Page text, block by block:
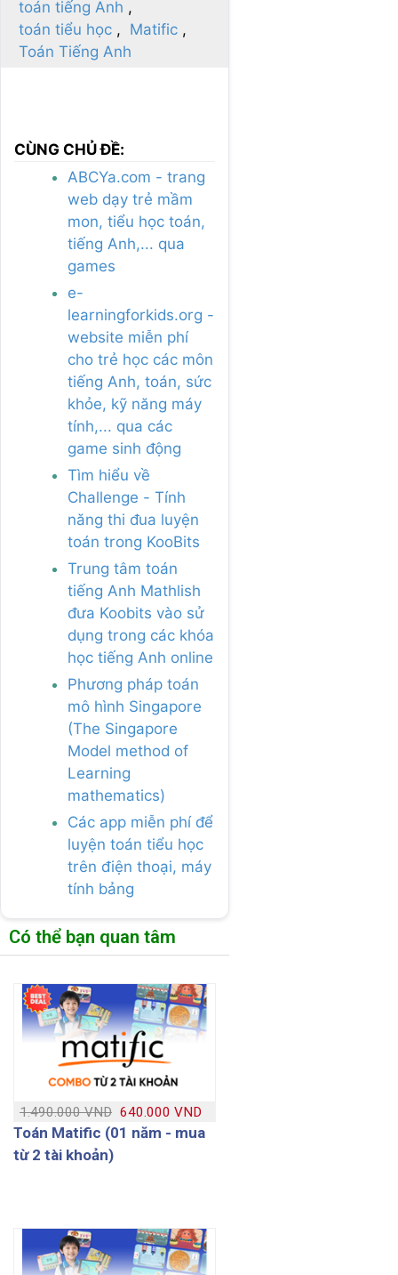
toán tiếng Anh
toán tiểu học
Matific
Toán Tiếng Anh
CÙNG CHỦ ĐỀ:
ABCYa.com - trang
web dạy trẻ mầm
mon, tiểu học toán,
tiếng Anh,... qua
games
e-
learningforkids.org -
website miễn phí
cho trẻ học các môn
tiếng Anh, toán, sức
khỏe, kỹ năng máy
tính,... qua các
game sinh động
Tìm hiểu về
Challenge - Tính
năng thi đua luyện
toán trong KooBits
Trung tâm toán
tiếng Anh Mathlish
đưa Koobits vào sử
dụng trong các khóa
học tiếng Anh online
Phương pháp toán
mô hình Singapore
(The Singapore
Model method of
Learning
mathematics)
Các app miễn phí để
luyện toán tiểu học
trên điện thoại, máy
tính bảng
Có thể bạn quan tâm
1.490.000 VND 640.000 VND
Toán Matific (01 năm - mua
từ 2 tài khoản)